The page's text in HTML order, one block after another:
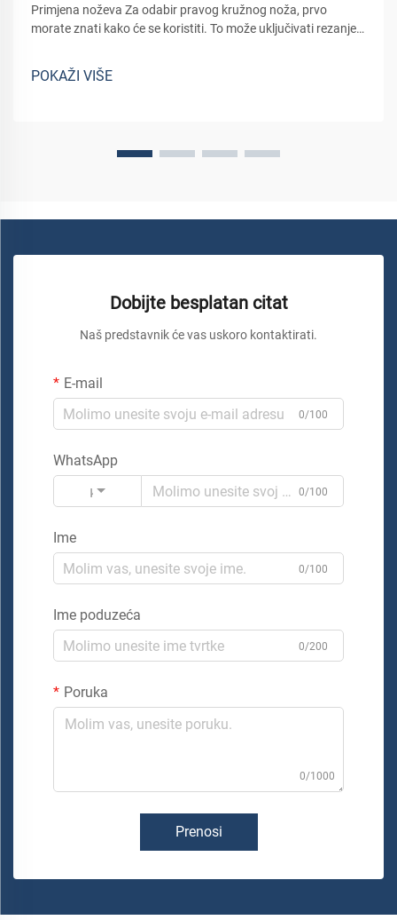
Primjena noževa Za odabir pravog kružnog noža, prvo
morate znati kako će se koristiti. To može uključivati rezanje
određeni tip noža. Na primjer: noževi koji se koriste za rezanje
uz...
POKAŽI VIŠE
Dobijte besplatan citat
Naš predstavnik će vas uskoro kontaktirati.
E-mail
0/100
WhatsApp
Kod
0/100
Ime
0/100
Ime poduzeća
0/200
Poruka
0/1000
Prenosi